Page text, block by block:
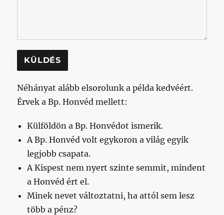
A
l
e
r
a
i
Néhányat alább elsorolunk a példa kedvéért.
Érvek a Bp. Honvéd mellett:
Külföldön a Bp. Honvédot ismerik.
A Bp. Honvéd volt egykoron a világ egyik
legjobb csapata.
A Kispest nem nyert szinte semmit, mindent
a Honvéd ért el.
Minek nevet változtatni, ha attól sem lesz
több a pénz?